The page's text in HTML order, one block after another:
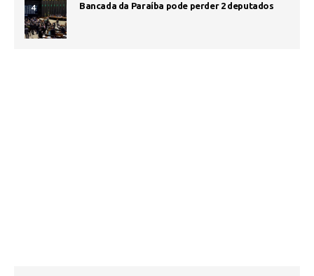
4 Bancada da Paraíba pode perder 2 deputados